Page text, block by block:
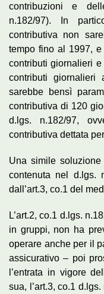
contribuzioni e
n.182/97). In
contributiva non
tempo fino al 1997,
contributi giornalieri
contributi giornalieri
sarebbe bensì
contributiva di 120
d.lgs. n.182/97,
contributiva dettata
Una simile
contenuta nel d.lgs.
dall’art.3, co.1 del
L’art.2, co.1 d.lgs.
in gruppi, non ha
operare anche per il
assicurativo – poi
l’entrata in vigore
sua, l’art.3, co.1